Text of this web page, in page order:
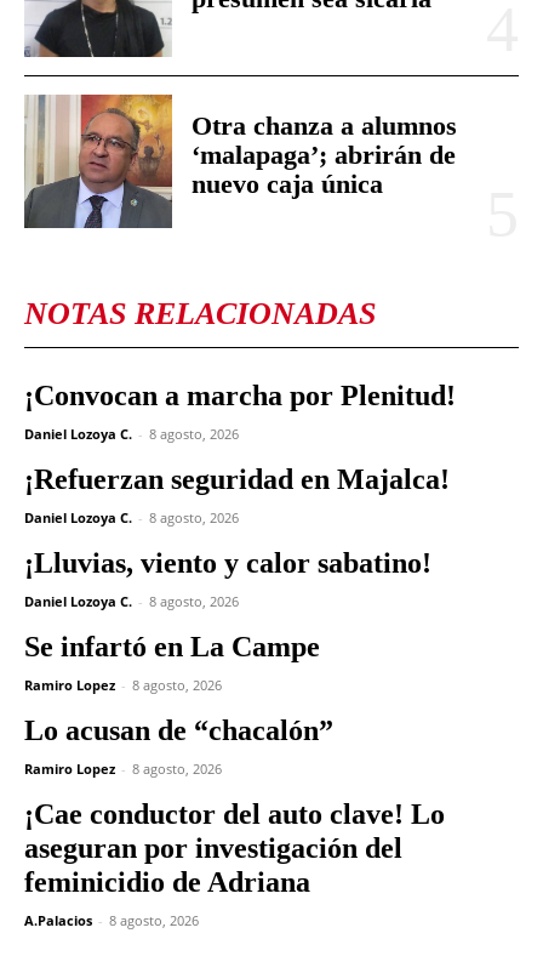
Otra chanza a alumnos
‘malapaga’; abrirán de
nuevo caja única
NOTAS RELACIONADAS
¡Convocan a marcha por Plenitud!
Daniel Lozoya C. - 8 agosto, 2026
¡Refuerzan seguridad en Majalca!
Daniel Lozoya C. - 8 agosto, 2026
¡Lluvias, viento y calor sabatino!
Daniel Lozoya C. - 8 agosto, 2026
Se infartó en La Campe
Ramiro Lopez - 8 agosto, 2026
Lo acusan de “chacalón”
Ramiro Lopez - 8 agosto, 2026
¡Cae conductor del auto clave! Lo
aseguran por investigación del
feminicidio de Adriana
A.Palacios - 8 agosto, 2026